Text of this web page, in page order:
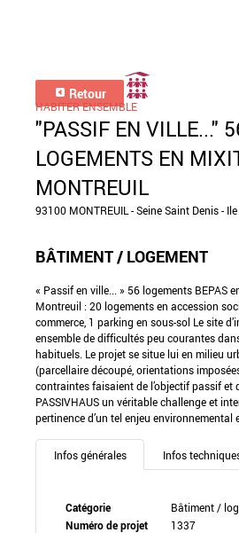
Retour
HABITER ENSEMBLE
"PASSIF EN VILLE..."
LOGEMENTS EN
MONTREUIL
93100 MONTREUIL - Seine Saint Denis -
BÂTIMENT / LOGEMENT
« Passif en ville... » 56 logements BEPAS
Montreuil : 20 logements en accession
commerce, 1 parking en sous-sol Le site
ensemble de difficultés peu courantes
habituels. Le projet se situe lui en milieu
(parcellaire découpé, orientations
contraintes faisaient de l’objectif passif et
PASSIVHAUS un véritable challenge et
pertinence d’un tel enjeu
Infos générales Infos
Catégorie
Bâtiment /
Numéro de projet
1337